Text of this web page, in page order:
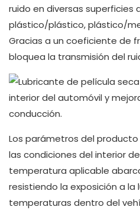
ruido en diversas superficies
plástico/plástico, plástico/
Gracias a un coeficiente de
bloquea la transmisión del
Los parámetros del
las condiciones del interior
temperatura aplicable
resistiendo la exposición a la
temperaturas dentro del